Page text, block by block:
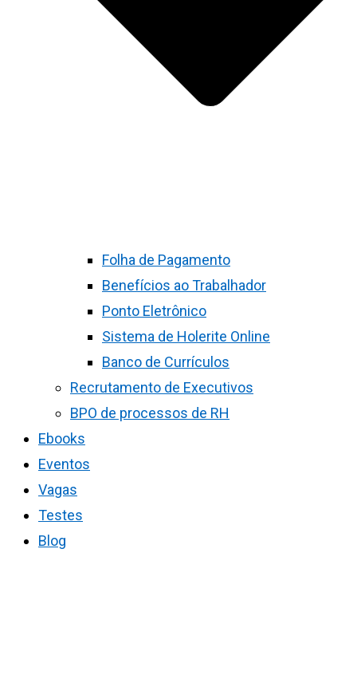
Folha de Pagamento
Benefícios ao Trabalhador
Ponto Eletrônico
Sistema de Holerite Online
Banco de Currículos
Recrutamento de Executivos
BPO de processos de RH
Ebooks
Eventos
Vagas
Testes
Blog